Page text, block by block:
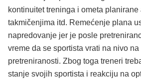
kontinuitet treninga i ometa
takmičenjima itd. Remećenje plana
napredovanje jer je posle
vreme da se sportista vrati na nivo
pretreniranosti. Zbog toga treneri
stanje svojih sportista i reakciju na